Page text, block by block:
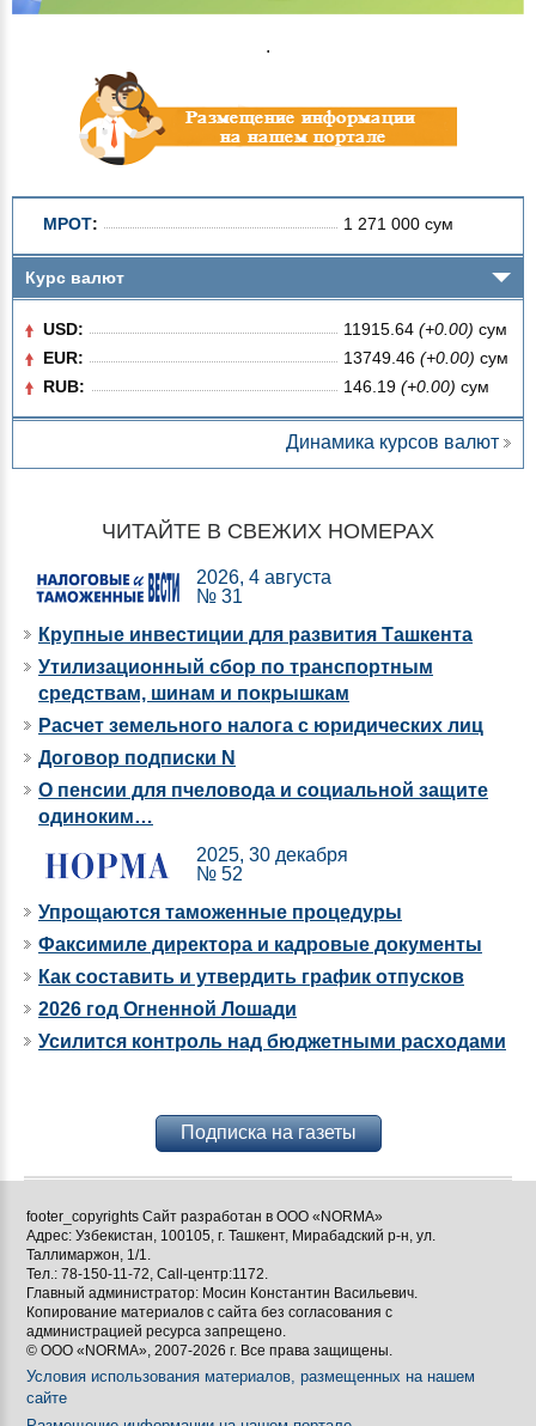
.
МРОТ: 1 271 000 сум
Курс валют
USD: 11915.64 (+0.00) сум
EUR:
13749.46 (+0.00) сум
RUB:
146.19 (+0.00) сум
Динамика курсов валют
ЧИТАЙТЕ В СВЕЖИХ НОМЕРАХ
2026, 4 августа
№ 31
Крупные инвестиции для развития Ташкента
Утилизационный сбор по транспортным
средствам, шинам и покрышкам
Расчет земельного налога с юридических лиц
Договор подписки N
О пенсии для пчеловода и социальной защите
одиноким…
2025, 30 декабря
№ 52
Упрощаются таможенные процедуры
Факсимиле директора и кадровые документы
Как составить и утвердить график отпусков
2026 год Огненной Лошади
Усилится контроль над бюджетными расходами
Подписка на газеты
footer_copyrights Сайт разработан в ООО «NORMA»
Адрес: Узбекистан, 100105, г. Ташкент, Мирабадский р-н, ул.
Таллимаржон, 1/1.
Тел.: 78-150-11-72, Call-центр:1172.
Главный администратор: Мосин Константин Васильевич.
Копирование материалов с сайта без согласования с
администрацией ресурса запрещено.
© ООО «NORMA», 2007-2026 г. Все права защищены.
Условия использования материалов, размещенных на нашем
сайте